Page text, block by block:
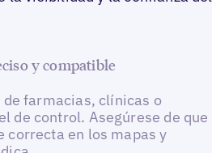
y compatible
farmacias, clínicas o
de control. Asegúrese de que
correcta en los mapas y